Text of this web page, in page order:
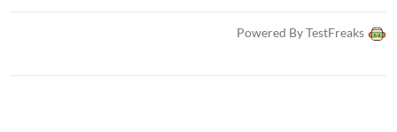
Powered By TestFreaks